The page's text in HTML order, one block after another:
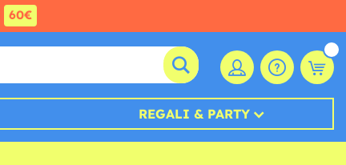
60€
REGALI & PARTY